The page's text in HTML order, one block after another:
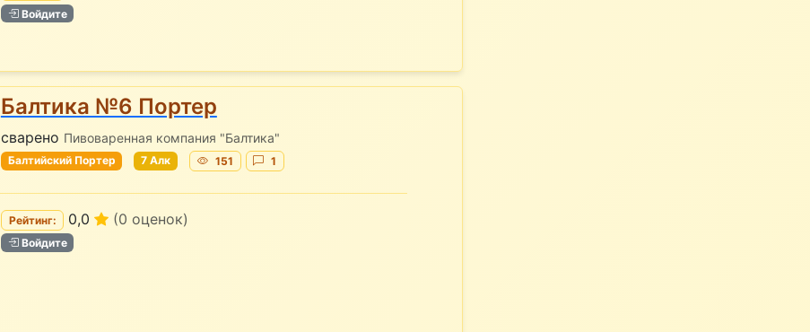
Войдите
Балтика №6 Портер
сварено Пивоваренная компания "Балтика"
Балтийский Портер 7 Алк 151 1
Рейтинг: 0,0 (0 оценок)
Войдите